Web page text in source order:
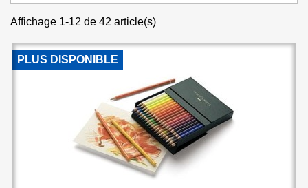
Affichage 1-12 de 42 article(s)
PLUS DISPONIBLE